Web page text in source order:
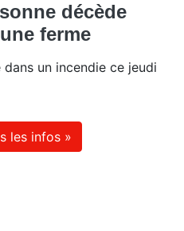
décède
ferme
un incendie ce jeudi
les infos »